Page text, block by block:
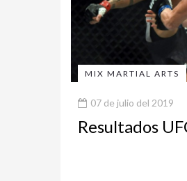
MIX MARTIAL ARTS
07 de julio del 2019
Resultados